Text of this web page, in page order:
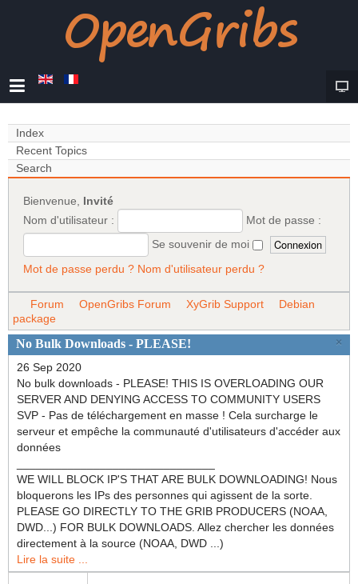
Index
Recent Topics
Search
Bienvenue, Invité
Nom d'utilisateur :
Mot de passe :
Se souvenir de moi
Mot de passe perdu ? Nom d'utilisateur perdu ?
Forum OpenGribs Forum XyGrib Support
Debian
package
×
No Bulk Downloads - PLEASE!
26 Sep 2020
No bulk downloads - PLEASE! THIS IS OVERLOADING OUR
SERVER AND DENYING ACCESS TO COMMUNITY USERS
SVP - Pas de téléchargement en masse ! Cela surcharge le
serveur et empêche la communauté d'utilisateurs d'accéder aux
données
WE WILL BLOCK IP'S THAT ARE BULK DOWNLOADING! Nous
bloquerons les IPs des personnes qui agissent de la sorte.
PLEASE GO DIRECTLY TO THE GRIB PRODUCERS (NOAA,
DWD...) FOR BULK DOWNLOADS. Allez chercher les données
directement à la source (NOAA, DWD ...)
Lire la suite ...